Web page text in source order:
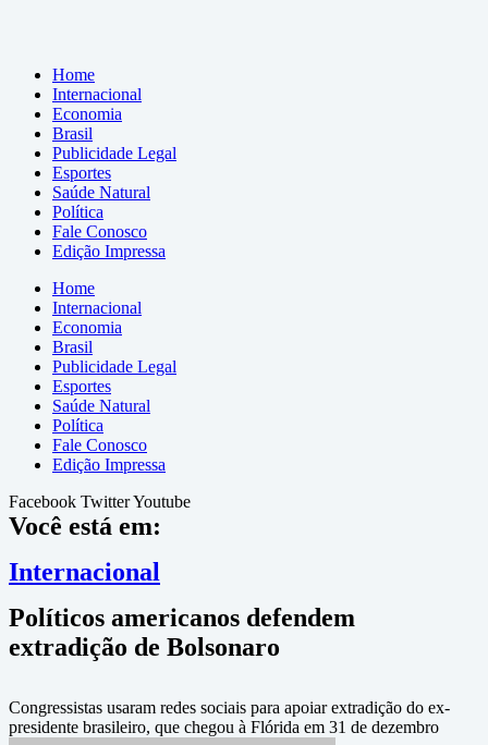
Home
Internacional
Economia
Brasil
Publicidade Legal
Esportes
Saúde Natural
Política
Fale Conosco
Edição Impressa
Home
Internacional
Economia
Brasil
Publicidade Legal
Esportes
Saúde Natural
Política
Fale Conosco
Edição Impressa
Facebook TwitterYoutube
Você está em:
Internacional
Políticos americanos defendem
extradição de Bolsonaro
Congressistas usaram redes sociais para apoiar extradição do ex-
presidente brasileiro, que chegou à Flórida em 31 de dezembro